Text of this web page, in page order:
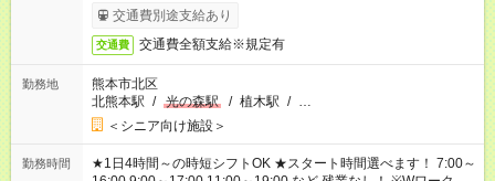
完了次第のお支払いとなります。
交通費別途支給あり
交通費 交通費全額支給※規定有
勤務地
熊本市北区
北熊本駅 / 光の森駅 / 植木駅 / …
＜シニア向け施設＞
勤務時間
★1日4時間～の時短シフトOK ★スタート時間選べます！ 7:00～